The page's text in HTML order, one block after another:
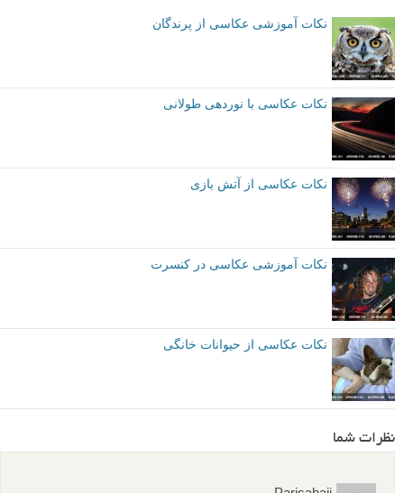
نکات آموزشی عکاسی از پرندگان
نکات عکاسی با نوردهی طولانی
نکات عکاسی از آتش بازی
نکات آموزشی عکاسی در کنسرت
نکات عکاسی از حیوانات خانگی
نظرات شما